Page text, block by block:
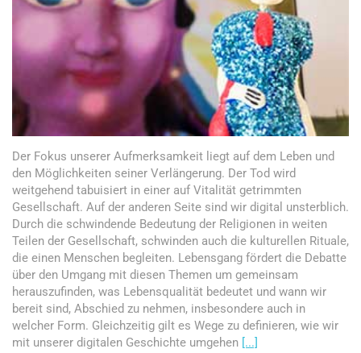
Der Fokus unserer Aufmerksamkeit liegt auf dem Leben und
den Möglichkeiten seiner Verlängerung. Der Tod wird
weitgehend tabuisiert in einer auf Vitalität getrimmten
Gesellschaft. Auf der anderen Seite sind wir digital unsterblich.
Durch die schwindende Bedeutung der Religionen in weiten
Teilen der Gesellschaft, schwinden auch die kulturellen Rituale,
die einen Menschen begleiten. Lebensgang fördert die Debatte
über den Umgang mit diesen Themen um gemeinsam
herauszufinden, was Lebensqualität bedeutet und wann wir
bereit sind, Abschied zu nehmen, insbesondere auch in
welcher Form. Gleichzeitig gilt es Wege zu definieren, wie wir
mit unserer digitalen Geschichte umgehen [...]